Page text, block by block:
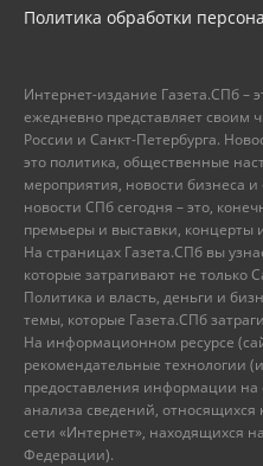
Политика обработки
Интернет-издание Газета.СПб –
ежедневно представляет своим
России и Санкт-Петербурга.
это политика, общественные
мероприятия, новости бизнеса
новости СПб сегодня – это,
премьеры и выставки, концерты
На страницах Газета.СПб вы
которые затрагивают не только
Политика и власть, деньги и
темы, которые Газета.СПб
На информационном ресурсе
рекомендательные технологии
предоставления информации на
анализа сведений, относящихся
сети «Интернет», находящихся
Федерации).